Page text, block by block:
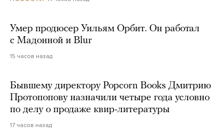
Умер продюсер Уильям Орбит. Он работал
с Мадонной и Blur
15 часов назад
Бывшему директору Popcorn Books Дмитрию
Протопопову назначили четыре года условно
по делу о продаже квир-литературы
17 часов назад